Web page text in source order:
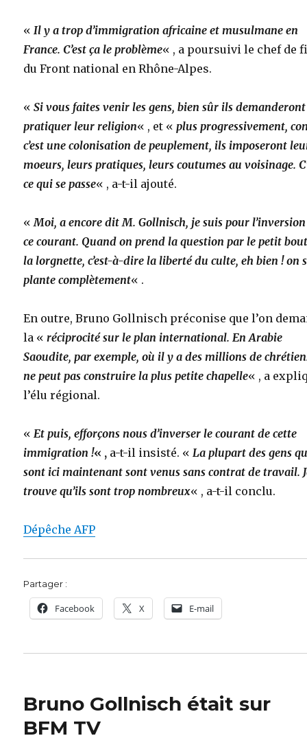
«Il y a trop d’immigration africaine et musulmane en
France. C’est ça le problème« , a poursuivi le chef de
du Front national en Rhône-Alpes.
«Si vous faites venir les gens, bien sûr ils
pratiquer leur religion« , et «plus progressivement,
c’est une colonisation de peuplement, ils imposeront
moeurs, leurs pratiques, leurs coutumes au voisinage.
ce qui se passe« , a-t-il ajouté.
«Moi, a encore dit M. Gollnisch, je suis pour
ce courant. Quand on prend la question par le petit
la lorgnette, c’est-à-dire la liberté du culte, eh bien ! on
plante complètement« .
En outre, Bruno Gollnisch préconise que l’on
la «réciprocité sur le plan international. En Arabie
Saoudite, par exemple, où il y a des millions de
ne peut pas construire la plus petite chapelle« , a
l’élu régional.
«Et puis, efforçons nous d’inverser le courant de cette
immigration !« , a-t-il insisté. «La plupart des gens
sont ici maintenant sont venus sans contrat de travail.
trouve qu’ils sont trop nombreux« , a-t-il conclu.
Dépêche AFP
Partager :
Facebook X E-mail
Bruno Gollnisch était sur
BFM TV